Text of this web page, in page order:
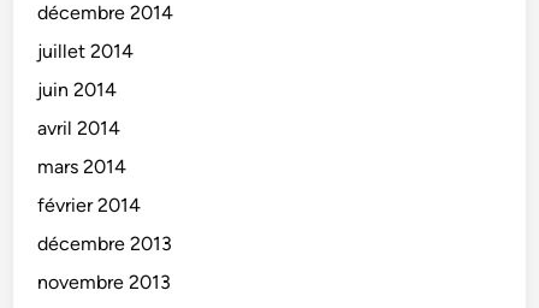
décembre 2014
juillet 2014
juin 2014
avril 2014
mars 2014
février 2014
décembre 2013
novembre 2013